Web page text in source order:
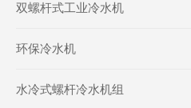
双螺杆式工业冷水机
环保冷水机
水冷式螺杆冷水机组